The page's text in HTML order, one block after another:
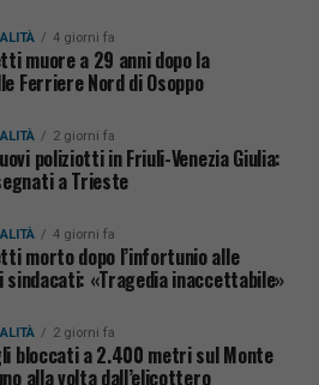
4 giorni fa
muore a 29 anni dopo la
Ferriere Nord di Osoppo
2 giorni fa
poliziotti in Friuli-Venezia Giulia:
a Trieste
4 giorni fa
morto dopo l’infortunio alle
sindacati: «Tragedia inaccettabile»
2 giorni fa
bloccati a 2.400 metri sul Monte
alla volta dall’elicottero